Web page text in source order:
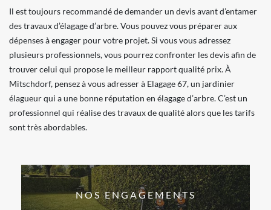
Il est toujours recommandé de demander un devis avant d’entamer
des travaux d’élagage d’arbre. Vous pouvez vous préparer aux
dépenses à engager pour votre projet. Si vous vous adressez
plusieurs professionnels, vous pourrez confronter les devis afin de
trouver celui qui propose le meilleur rapport qualité prix. À
Mitschdorf, pensez à vous adresser à Elagage 67, un jardinier
élagueur qui a une bonne réputation en élagage d’arbre. C’est un
professionnel qui réalise des travaux de qualité alors que les tarifs
sont très abordables.
NOS ENGAGEMENTS